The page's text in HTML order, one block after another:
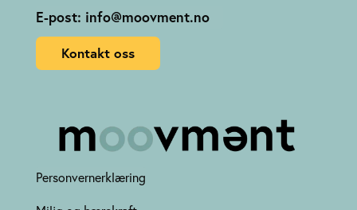
E-post: info@moovment.no
Kontakt oss
Personvernerklæring